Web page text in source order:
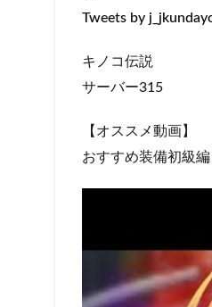
Tweets by
キノコ伝説
サーバー315
【オススメ動画】
おすすめ装備初級編